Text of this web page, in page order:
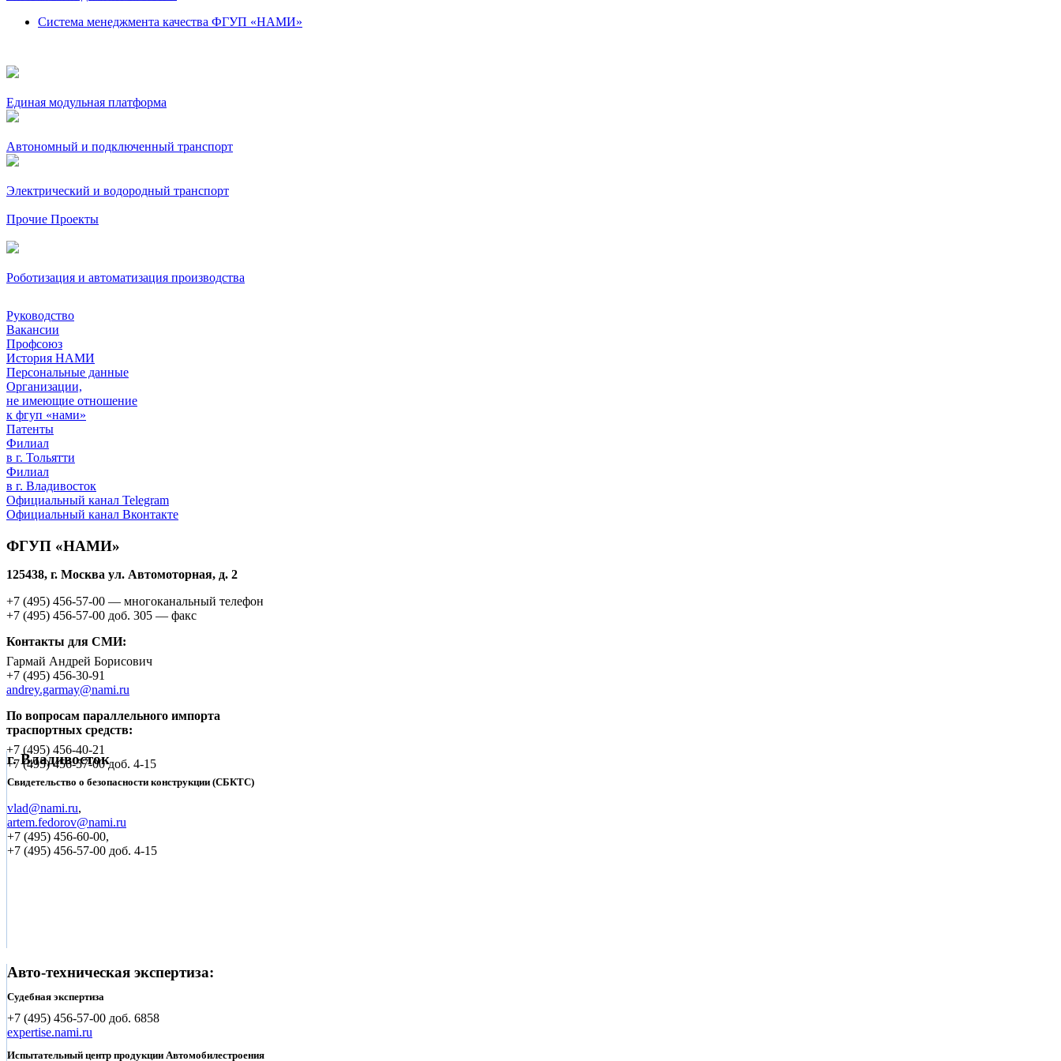
Система менеджмента качества ФГУП «НАМИ»
Единая модульная платформа
Автономный и подключенный транспорт
Электрический и водородный транспорт
Прочие Проекты
Роботизация и автоматизация производства
Руководство
Вакансии
Профсоюз
История НАМИ
Персональные данные
Организации,
не имеющие отношение
к фгуп «нами»
Патенты
Филиал
в г. Тольятти
Филиал
в г. Владивосток
Официальный канал Telegram
Официальный канал Вконтакте
ФГУП «НАМИ»
125438, г. Москва ул. Автомоторная, д. 2
+7 (495) 456-57-00 — многоканальный телефон
+7 (495) 456-57-00 доб. 305 — факс
Контакты для СМИ:
Гармай Андрей Борисович
+7 (495) 456-30-91
andrey.garmay@nami.ru
По вопросам параллельного импорта
траспортных средств:
+7 (495) 456-40-21
+7 (495)456-57-00 доб. 4-15
г. Владивосток
Свидетельство о безопасности конструкции (СБКТС)
vlad@nami.ru,
artem.fedorov@nami.ru
+7 (495) 456-60-00,
+7 (495) 456-57-00 доб. 4-15
Авто-техническая экспертиза:
Судебная экспертиза
+7 (495) 456-57-00 доб. 6858
expertise.nami.ru
Испытательный центр продукции Автомобилестроения